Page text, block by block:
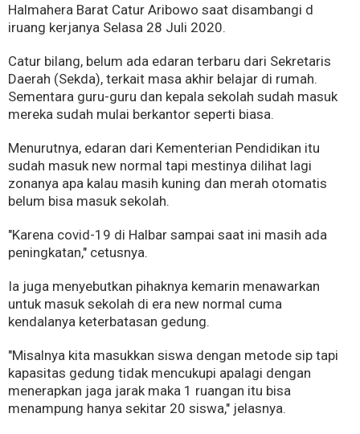
Halmahera Barat Catur Aribowo saat disambangi d
iruang kerjanya Selasa 28 Juli 2020.
Catur bilang, belum ada edaran terbaru dari Sekretaris
Daerah (Sekda), terkait masa akhir belajar di rumah.
Sementara guru-guru dan kepala sekolah sudah masuk
mereka sudah mulai berkantor seperti biasa.
Menurutnya, edaran dari Kementerian Pendidikan itu
sudah masuk new normal tapi mestinya dilihat lagi
zonanya apa kalau masih kuning dan merah otomatis
belum bisa masuk sekolah.
"Karena covid-19 di Halbar sampai saat ini masih ada
peningkatan," cetusnya.
Ia juga menyebutkan pihaknya kemarin menawarkan
untuk masuk sekolah di era new normal cuma
kendalanya keterbatasan gedung.
"Misalnya kita masukkan siswa dengan metode sip tapi
kapasitas gedung tidak mencukupi apalagi dengan
menerapkan jaga jarak maka 1 ruangan itu bisa
menampung hanya sekitar 20 siswa," jelasnya.